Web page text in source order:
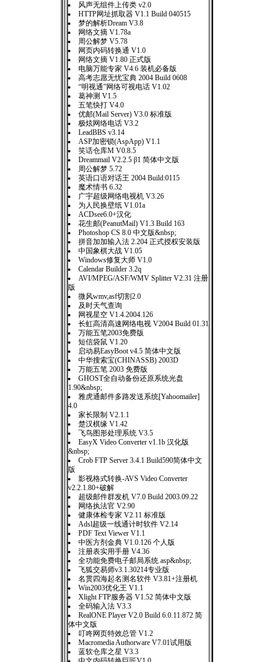
风声无组件上传类 v2.0
HTTP网址抓取器 V1.1 Build 040515
梦的解析Dream V3.8
网络文摘 V1.78a
周公解梦 V5.78
网页内码转换通 V1.0
网络文摘 V1.80 正式版
电脑万能专家 V4.6 装机必备版
高考志愿无忧宝典 2004 Build 0608
“明视通”网络可视电话 V1.02
葛神测 V1.5
五笔快打 V4.0
优邮(Mail Server) V3.0 标准版
极炫网络电话 V3.2
LeadBBS v3.14
ASP加密锁(AspApp) V1.1
笑话仓库M V0.8.5
Dreammail V2.2.5 β1 简体中文版
周公解梦 5.72
英语口语对话王 2004 Build:0115
魔术情书 6.32
广宇超级网络电视机 V3.26
为人民换壁纸 V1.01a
ACDsee6.0+汉化
花生邮(PeanutMail) V1.3 Build 163
Photoshop CS 8.0 中文版&nbsp;
拼音加加输入法 2.204 正式授权安装版
中国象棋大战 V1.05
Windows修复大师 V1.0
Calendar Builder 3.2q
AVI/MPEG/ASF/WMV Splitter V2.31 注册
版
微风wmv,asf切割2.0
及时天气查询
网视星空 V1.4.2004.126
长虹高清高速网络电视 V2004 Build 01.31
万能五笔2003免费版
短信袋鼠 V1.20
启动易EasyBoot v4.5 简体中文版
中华搜索宝(CHINASSB) 2003D
万能五笔 2003 免费版
GHOST全自动备份还原系统光盘
1.90&nbsp;
雅虎通邮件多路发送系统[Yahoomailer]
4.0
家长限制 V2.1.1
楚汉棋缘 V1.42
飞鸟图形处理系统 V3.5
EasyX Video Converter v1.1b 汉化版
&nbsp;
Crob FTP Server 3.4.1 Build590简体中文
版
影视格式转换-AVS Video Converter
v2.2.1.80+破解
超级邮件群发机 V7.0 Build 2003.09.22
网络执法官 V2.90
健康体检专家 V2.11 标准版
Adsl超级一线通计时软件 V2.14
PDF Text Viewer V1.1
中医方剂金典 V1.0.126 个人版
注册表实用手册 V4.36
全功能免费电子邮局系统 asp&nbsp;
飞狐交易师v3.1.30214专业版
名贯四海起名测名软件 V3.81+注册机
Win2003优化王 V1.1
Xlight FTP服务器 V1.52 简体中文版
全码输入法 V3.3
RealONE Player V2.0 Build 6.0.11.872 简
体中文版
叮咚网页特效总管 V1.2
Macromedia Authorware V7.01试用版
蓝软仓库之星 V3.3